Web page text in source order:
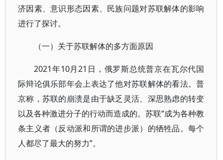
济因素、意识形态因素、民族问题对苏联解体的影响
进行了探讨。
（一）关于苏联解体的多方面原因
2021年10月21日，俄罗斯总统普京在瓦尔代国
际辩论俱乐部年会上表达了他对苏联解体的看法。普
京称，苏联的崩溃是由于缺乏灵活、深思熟虑的转变
以及各种激进分子的行动而造成的。苏联“成为各种教
条主义者（反动派和所谓的进步派）的牺牲品。每个
人都尽了最大的努力”。